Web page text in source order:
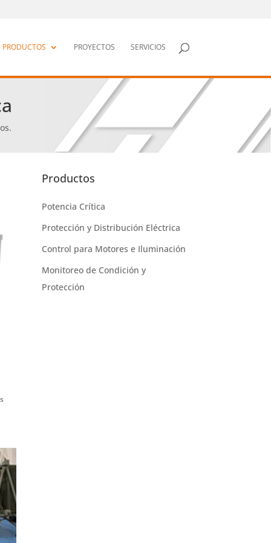
PRODUCTOS PROYECTOS SERVICIOS
Productos
Potencia Crítica
Protección y Distribución Eléctrica
Control para Motores e Iluminación
Monitoreo de Condición y
Protección